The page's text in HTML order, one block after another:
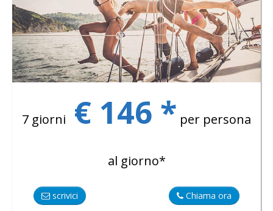
7 giorni € 146 * per persona
al giorno*
Chiama ora
scrivici